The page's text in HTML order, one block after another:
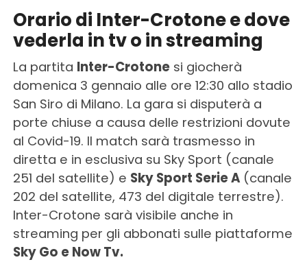
Orario di Inter-Crotone e dove
vederla in tv o in streaming
La partita Inter-Crotonesi giocherà
domenica 3 gennaio alle ore 12:30 allo stadio
San Siro di Milano. La gara si disputerà a
porte chiuse a causa delle restrizioni dovute
al Covid-19. Il match sarà trasmesso in
diretta e in esclusiva su Sky Sport (canale
251 del satellite) e Sky Sport Serie A (canale
202 del satellite, 473 del digitale terrestre).
Inter-Crotone sarà visibile anche in
streaming per gli abbonati sulle piattaforme
Sky Go e Now Tv.